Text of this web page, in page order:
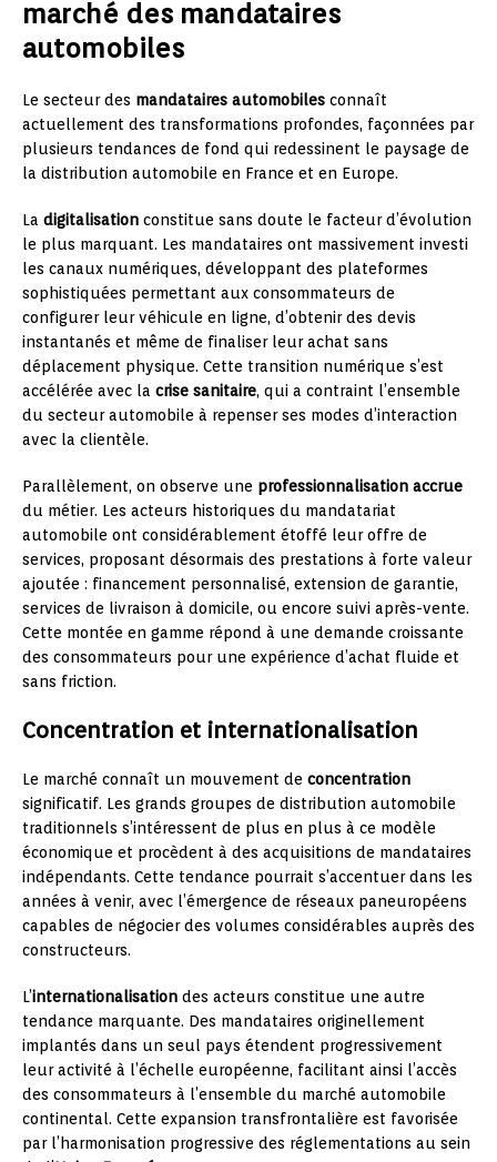
marché des mandataires
automobiles
Le secteur des mandataires automobiles connaît
actuellement des transformations profondes, façonnées par
plusieurs tendances de fond qui redessinent le paysage de
la distribution automobile en France et en Europe.
La digitalisation constitue sans doute le facteur d’évolution
le plus marquant. Les mandataires ont massivement investi
les canaux numériques, développant des plateformes
sophistiquées permettant aux consommateurs de
configurer leur véhicule en ligne, d’obtenir des devis
instantanés et même de finaliser leur achat sans
déplacement physique. Cette transition numérique s’est
accélérée avec la crise sanitaire, qui a contraint l’ensemble
du secteur automobile à repenser ses modes d’interaction
avec la clientèle.
Parallèlement, on observe une professionnalisation accrue
du métier. Les acteurs historiques du mandatariat
automobile ont considérablement étoffé leur offre de
services, proposant désormais des prestations à forte valeur
ajoutée : financement personnalisé, extension de garantie,
services de livraison à domicile, ou encore suivi après-vente.
Cette montée en gamme répond à une demande croissante
des consommateurs pour une expérience d’achat fluide et
sans friction.
Concentration et internationalisation
Le marché connaît un mouvement de concentration
significatif. Les grands groupes de distribution automobile
traditionnels s’intéressent de plus en plus à ce modèle
économique et procèdent à des acquisitions de mandataires
indépendants. Cette tendance pourrait s’accentuer dans les
années à venir, avec l’émergence de réseaux paneuropéens
capables de négocier des volumes considérables auprès des
constructeurs.
L’internationalisation des acteurs constitue une autre
tendance marquante. Des mandataires originellement
implantés dans un seul pays étendent progressivement
leur activité à l’échelle européenne, facilitant ainsi l’accès
des consommateurs à l’ensemble du marché automobile
continental. Cette expansion transfrontalière est favorisée
par l’harmonisation progressive des réglementations au sein